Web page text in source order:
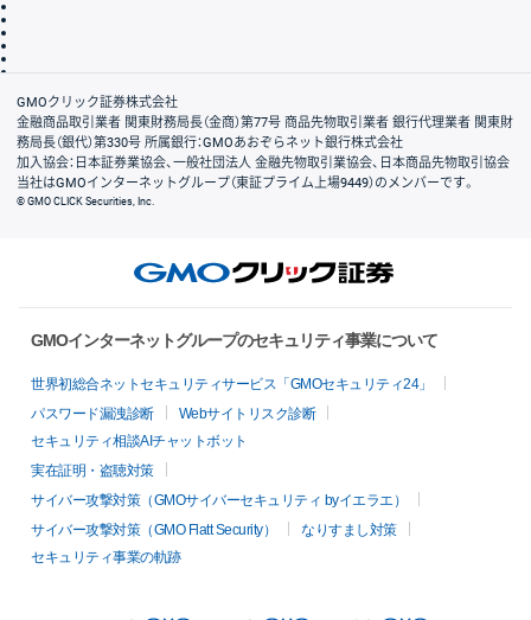
会社案内
GMOクリック証券株式会社
金融商品取引業者 関東財務局長（金商）第77号 商品先物取引業者 銀行代理業者 関東財
務局長（銀代）第330号 所属銀行：GMOあおぞらネット銀行株式会社
加入協会：日本証券業協会、一般社団法人 金融先物取引業協会、日本商品先物取引協会
当社はGMOインターネットグループ（東証プライム上場9449）のメンバーです。
© GMO CLICK Securities, Inc.
GMOインターネットグループのセキュリティ事業について
世界初総合ネットセキュリティサービス「GMOセキュリティ24」
パスワード漏洩診断
Webサイトリスク診断
セキュリティ相談AIチャットボット
実在証明・盗聴対策
サイバー攻撃対策（GMOサイバーセキュリティ byイエラエ）
サイバー攻撃対策（GMO Flatt Security）
なりすまし対策
セキュリティ事業の軌跡